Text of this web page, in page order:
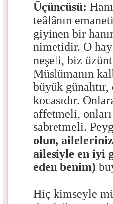
Üçüncüsü:
teâlânın
giyinen bir
nimetidir. O
neşeli, biz
Müslümanın
büyük
kocasıdır.
affetmeli,
sabretmeli.
olun,
ailesiyle en iyi
eden benim)
Hiç kimseyle